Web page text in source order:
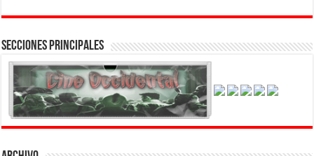
Secciones Principales